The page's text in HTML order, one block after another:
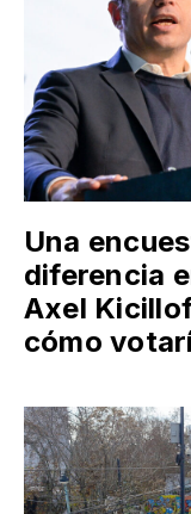
Una
diferencia
Axel
cómo